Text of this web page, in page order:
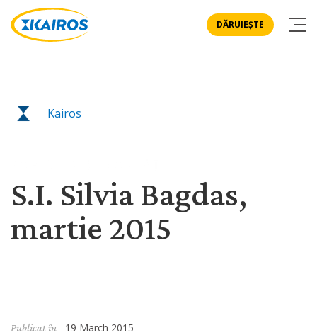
DĂRUIEȘTE
Kairos
S.I. Silvia Bagdas,
martie 2015
Publicat în 19 March 2015